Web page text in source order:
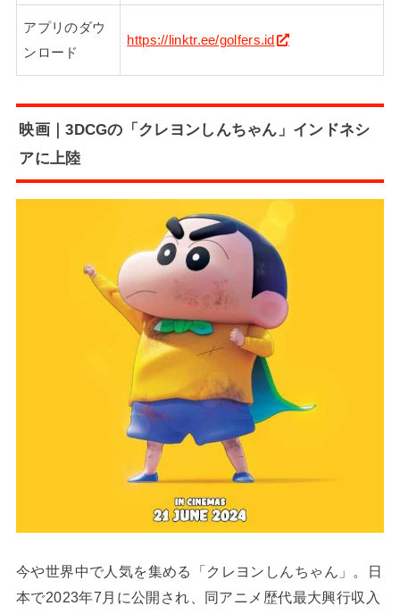
アプリのダウ
ンロード
https://linktr.ee/golfers.id
映画｜3DCGの「クレヨンしんちゃん」インドネシ
アに上陸
今や世界中で人気を集める「クレヨンしんちゃん」。日
本で2023年7月に公開され、同アニメ歴代最大興行収入